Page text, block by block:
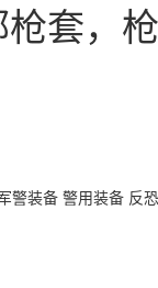
套，
警装备 警用装备 反